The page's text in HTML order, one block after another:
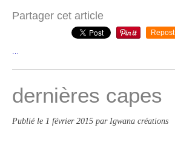
Partager cet article
Repost
dernières capes
Publié le 1 février 2015 par Igwana créations